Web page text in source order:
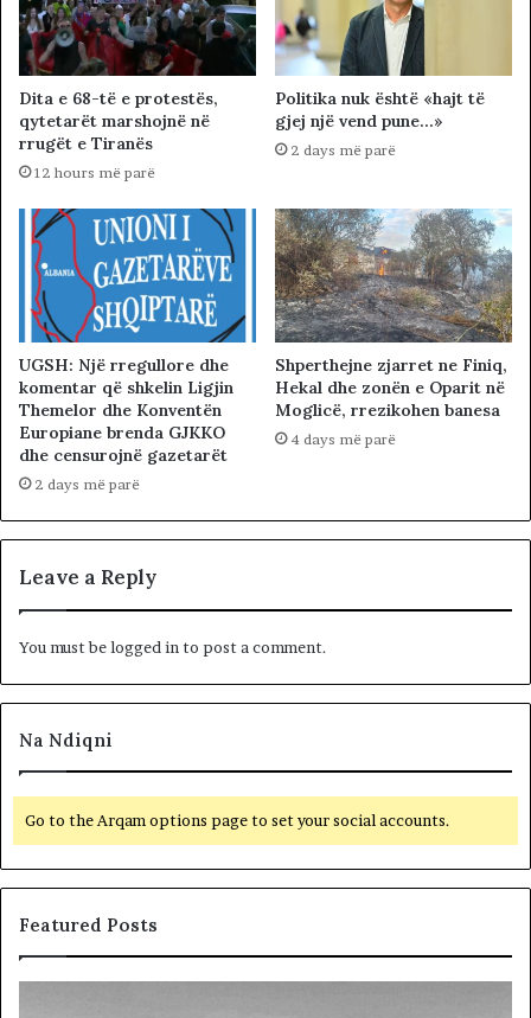
Dita e 68-të e protestës,
qytetarët marshojnë në
rrugët e Tiranës
12 hours më parë
Politika nuk është «hajt të
gjej një vend pune…»
2 days më parë
UGSH: Një rregullore dhe
komentar që shkelin Ligjin
Themelor dhe Konventën
Europiane brenda GJKKO
dhe censurojnë gazetarët
2 days më parë
Shperthejne zjarret ne Finiq,
Hekal dhe zonën e Oparit në
Moglicë, rrezikohen banesa
4 days më parë
Leave a Reply
You must belogged in to post a comment.
Na Ndiqni
Go to the Arqam options page to set your social accounts.
Featured Posts